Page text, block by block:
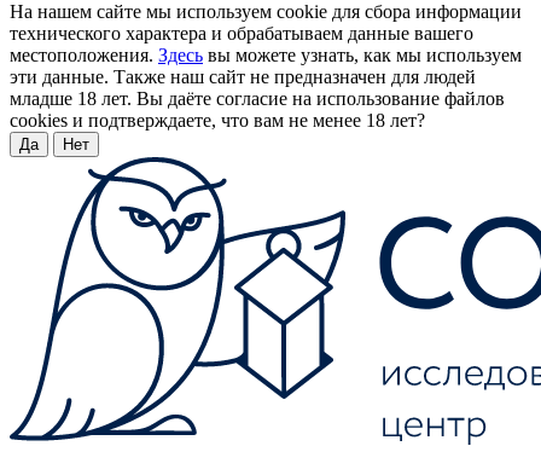
На нашем сайте мы используем cookie для сбора информации
технического характера и обрабатываем данные вашего
местоположения. Здесь вы можете узнать, как мы используем
эти данные. Также наш сайт не предназначен для людей
младше 18 лет. Вы даёте согласие на использование файлов
cookies и подтверждаете, что вам не менее 18 лет?
Да Нет